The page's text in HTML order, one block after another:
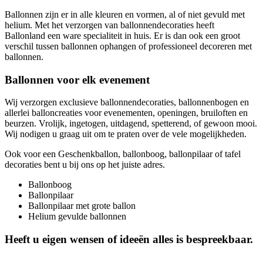
Ballonnen zijn er in alle kleuren en vormen, al of niet gevuld met
helium. Met het verzorgen van ballonnendecoraties heeft
Ballonland een ware specialiteit in huis. Er is dan ook een groot
verschil tussen ballonnen ophangen of professioneel decoreren met
ballonnen.
Ballonnen voor elk evenement
Wij verzorgen exclusieve ballonnendecoraties, ballonnenbogen en
allerlei balloncreaties voor evenementen, openingen, bruiloften en
beurzen. Vrolijk, ingetogen, uitdagend, spetterend, of gewoon mooi.
Wij nodigen u graag uit om te praten over de vele mogelijkheden.
Ook voor een Geschenkballon, ballonboog, ballonpilaar of tafel
decoraties bent u bij ons op het juiste adres.
Ballonboog
Ballonpilaar
Ballonpilaar met grote ballon
Helium gevulde ballonnen
Heeft u eigen wensen of ideeën alles is bespreekbaar.